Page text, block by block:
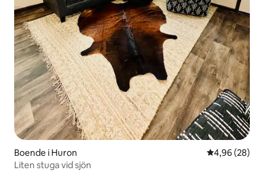
Boende i Huron 4,96 av 5 i
4,96 (28)
Liten stuga vid sjön